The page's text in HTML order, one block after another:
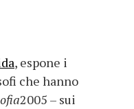
, espone i
che hanno
2005 – sui